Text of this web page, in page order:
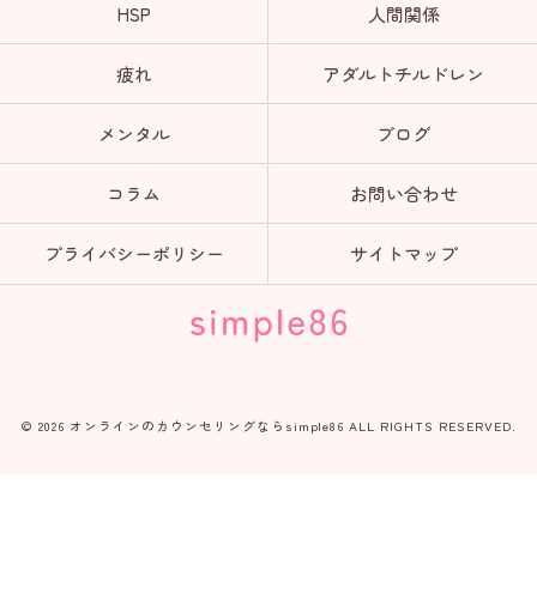
HSP 人間関係
疲れ アダルトチルドレン
メンタル ブログ
コラム お問い合わせ
プライバシーポリシー サイトマップ
© 2026 オンラインのカウンセリングならsimple86 ALL RIGHTS RESERVED.